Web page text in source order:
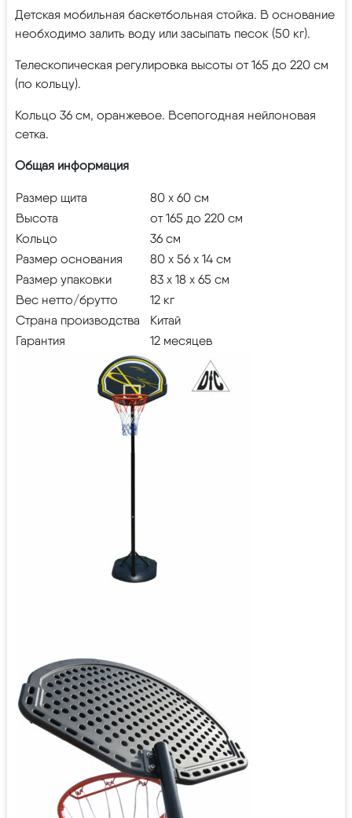
Детская мобильная баскетбольная стойка. В основание
необходимо залить воду или засыпать песок (50 кг).
Телескопическая регулировка высоты от 165 до 220 см
(по кольцу).
Кольцо 36 см, оранжевое. Всепогодная нейлоновая
сетка.
Общая информация
Размер щита
80 х 60 см
Высота
от 165 до 220 см
Кольцо
36 см
Размер основания
80 х 56 х 14 см
Размер упаковки
83 х 18 х 65 см
Вес нетто/брутто
12 кг
Страна производства
Китай
Гарантия
12 месяцев